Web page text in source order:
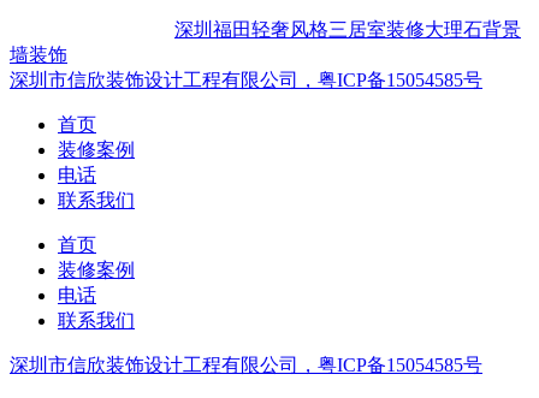
深圳福田轻奢风格三居室装修大理石背景
墙装饰
深圳市信欣装饰设计工程有限公司，粤ICP备15054585号
首页
装修案例
电话
联系我们
首页
装修案例
电话
联系我们
深圳市信欣装饰设计工程有限公司，粤ICP备15054585号